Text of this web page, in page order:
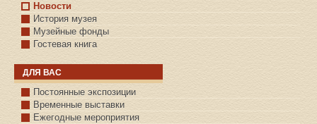
Новости
История музея
Музейные фонды
Гостевая книга
ДЛЯ ВАС
Постоянные экспозиции
Временные выставки
Ежегодные мероприятия